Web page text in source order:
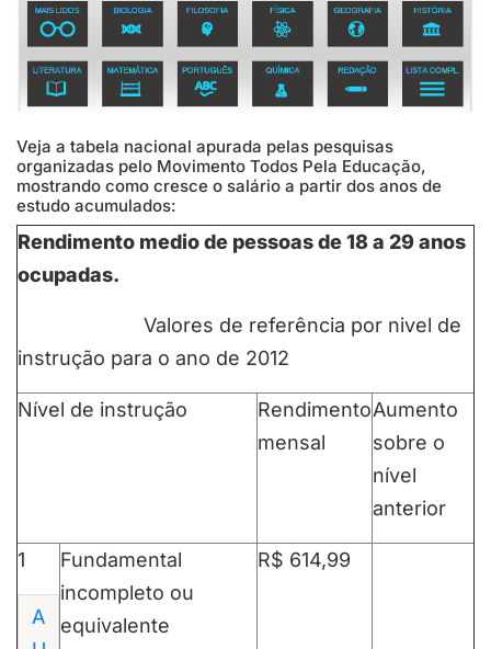
Veja a tabela nacional apurada pelas pesquisas
organizadas pelo Movimento Todos Pela Educação,
mostrando como cresce o salário a partir dos anos de
estudo acumulados:
Rendimento medio de pessoas de 18 a 29 anos
ocupadas.
Valores de referência por nivel de
instrução para o ano de 2012
Nível de instrução
Rendimento
mensal
Aumento
sobre o
nível
anterior
1
A
Fundamental
incompleto ou
equivalente
R$ 614,99